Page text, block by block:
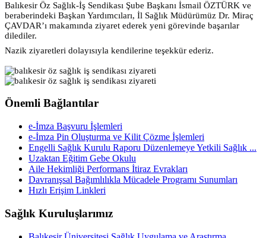
‎Balıkesir Öz Sağlık-İş Sendikası Şube Başkanı İsmail ÖZTÜRK ve
beraberindeki Başkan Yardımcıları, İl Sağlık Müdürümüz Dr. Miraç
ÇAVDAR’ı makamında ziyaret ederek yeni görevinde başarılar
dilediler.
‎Nazik ziyaretleri dolayısıyla kendilerine teşekkür ederiz.
Önemli Bağlantılar
e-İmza Başvuru İşlemleri
e-İmza Pin Oluşturma ve Kilit Çözme İşlemleri
Engelli Sağlık Kurulu Raporu Düzenlemeye Yetkili Sağlık ...
Uzaktan Eğitim Gebe Okulu
Aile Hekimliği Performans İtiraz Evrakları
Davranışsal Bağımlılıkla Mücadele Programı Sunumları
Hızlı Erişim Linkleri
Sağlık Kuruluşlarımız